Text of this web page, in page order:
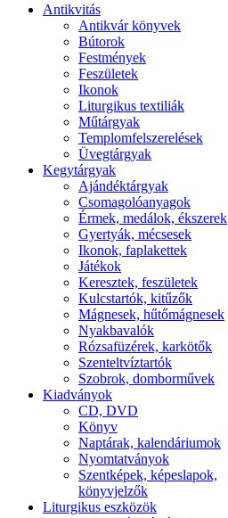
Antikvitás
Antikvár könyvek
Bútorok
Festmények
Feszületek
Ikonok
Liturgikus textiliák
Műtárgyak
Templomfelszerelések
Üvegtárgyak
Kegytárgyak
Ajándéktárgyak
Csomagolóanyagok
Érmek, medálok, ékszerek
Gyertyák, mécsesek
Ikonok, faplakettek
Játékok
Keresztek, feszületek
Kulcstartók, kitűzők
Mágnesek, hűtőmágnesek
Nyakbavalók
Rózsafüzérek, karkötők
Szenteltvíztartók
Szobrok, domborművek
Kiadványok
CD, DVD
Könyv
Naptárak, kalendáriumok
Nyomtatványok
Szentképek, képeslapok,
könyvjelzők
Liturgikus eszközök